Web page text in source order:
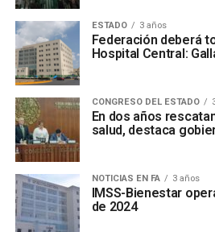
ESTADO 3 años
Federación deberá
Hospital Central:
CONGRESO DEL ESTADO
En dos años
salud, destaca
NOTICIAS EN FA 3 años
IMSS-Bienestar
de 2024